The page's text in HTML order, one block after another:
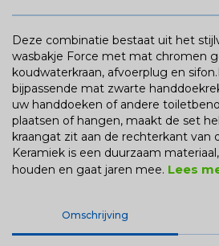
Deze combinatie bestaat uit het
wasbakje Force met mat chromen
koudwaterkraan, afvoerplug en
bijpassende mat zwarte
uw handdoeken of andere
plaatsen of hangen, maakt de set
kraangat zit aan de rechterkant van
Keramiek is een duurzaam
houden en gaat jaren mee. Lees
Omschrijving